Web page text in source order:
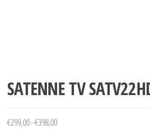
SATENNE TV
€299,00-€398,00